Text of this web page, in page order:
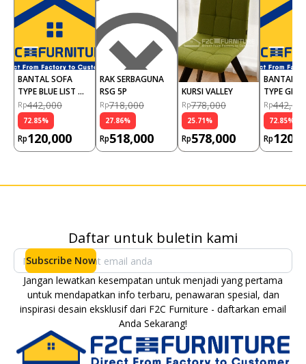
BANTAL SOFA
TYPE BLUE LIST
GOLD (PCS)
Rp442,000
72.85%
Rp120,000
RAK SERBAGUNA
RSG 5P
Rp718,000
27.86%
Rp518,000
KURSI VALLEY
Rp778,000
25.71%
Rp578,000
BANTAL
TYPE
GOLD
Rp
72.85%
Rp
Daftar untuk buletin kami
Subscribe Now
Jangan lewatkan kesempatan untuk menjadi yang pertama
untuk mendapatkan info terbaru, penawaran spesial, dan
inspirasi desain eksklusif dari F2C Furniture - daftarkan email
Anda Sekarang!